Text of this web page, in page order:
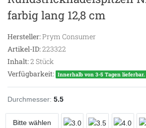
farbig lang 12,8 cm
Hersteller:Prym Consumer
Artikel-ID:223322
Inhalt:2 Stück
Verfügbarkeit: Innerhalb von 3-5 Tagen lieferbar.
Durchmesser: 5.5
Bitte wählen